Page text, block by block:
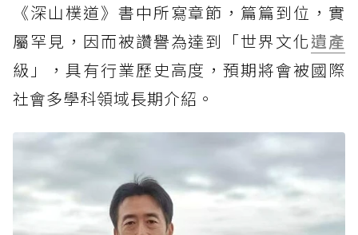
《深山樸道》書中所寫章節，篇篇到位，實
屬罕見，因而被讚譽為達到「世界文化遺產
級」，具有行業歷史高度，預期將會被國際
社會多學科領域長期介紹。